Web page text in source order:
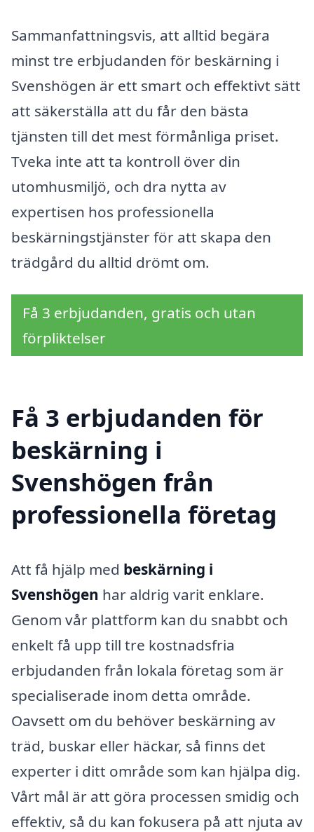
Sammanfattningsvis, att alltid begära
minst tre erbjudanden för beskärning i
Svenshögen är ett smart och effektivt sätt
att säkerställa att du får den bästa
tjänsten till det mest förmånliga priset.
Tveka inte att ta kontroll över din
utomhusmiljö, och dra nytta av
expertisen hos professionella
beskärningstjänster för att skapa den
trädgård du alltid drömt om.
Få 3 erbjudanden, gratis och utan
förpliktelser
Få 3 erbjudanden för
beskärning i
Svenshögen från
professionella företag
Att få hjälp med beskärning i
Svenshögen har aldrig varit enklare.
Genom vår plattform kan du snabbt och
enkelt få upp till tre kostnadsfria
erbjudanden från lokala företag som är
specialiserade inom detta område.
Oavsett om du behöver beskärning av
träd, buskar eller häckar, så finns det
experter i ditt område som kan hjälpa dig.
Vårt mål är att göra processen smidig och
effektiv, så du kan fokusera på att njuta av